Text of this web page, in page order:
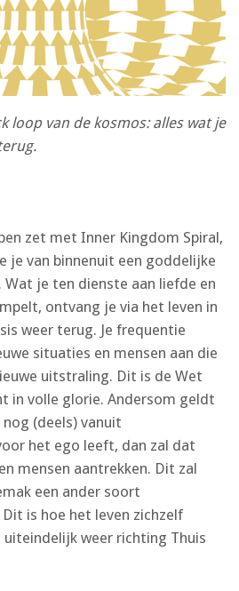
loop van de kosmos: alles wat je
zet met Inner Kingdom Spiral,
je van binnenuit een goddelijke
je ten dienste aan liefde en
ontvang je via het leven in
weer terug. Je frequentie
situaties en mensen aan die
uitstraling. Dit is de Wet
in volle glorie. Andersom geldt
(deels) vanuit
het ego leeft, dan zal dat
mensen aantrekken. Dit zal
een ander soort
is hoe het leven zichzelf
weer richting Thuis